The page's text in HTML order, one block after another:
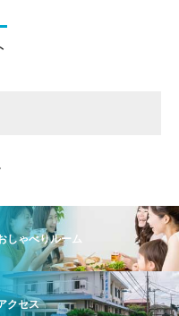
しゃべりルーム
クセス